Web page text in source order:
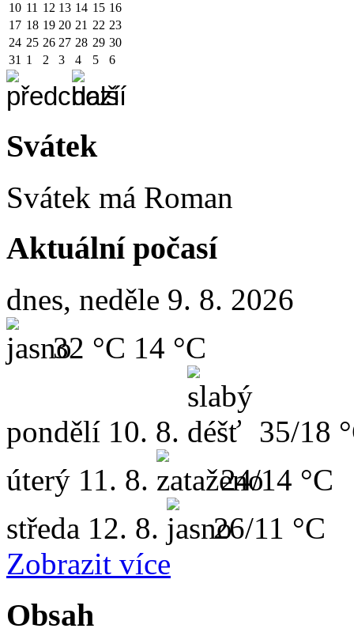
10 11 12 13 14 15 16
17 18 19 20 21 22 23
24 25 26 27 28 29 30
31 1 2 3 4 5 6
Svátek
Svátek má Roman
Aktuální počasí
dnes, neděle 9. 8. 2026
32 °C 14 °C
pondělí 10. 8.
35/18
úterý 11. 8.
24/14 °C
středa 12. 8.
26/11 °C
Zobrazit více
Obsah